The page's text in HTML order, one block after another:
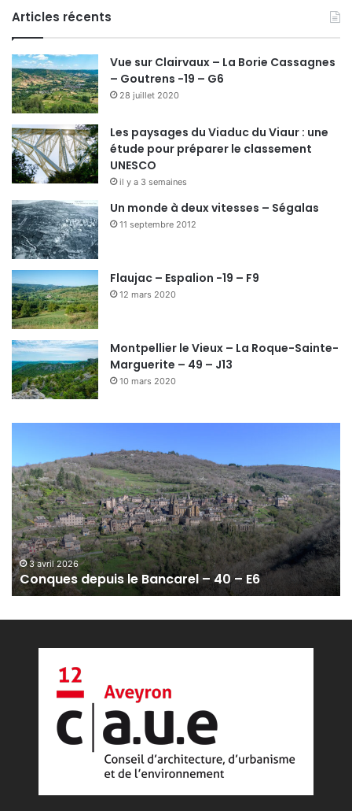
Articles récents
Vue sur Clairvaux – La Borie Cassagnes
– Goutrens -19 – G6
28 juillet 2020
Les paysages du Viaduc du Viaur : une
étude pour préparer le classement
UNESCO
il y a 3 semaines
Un monde à deux vitesses – Ségalas
11 septembre 2012
Flaujac – Espalion -19 – F9
12 mars 2020
Montpellier le Vieux – La Roque-Sainte-
Marguerite – 49 – J13
10 mars 2020
n
q
u
e
s
d
e
p
u
3 avril 2026
Conques depuis le Bancarel – 40 – E6